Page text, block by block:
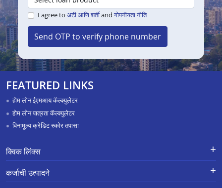
I agree to अटी आणि शर्तीand गोपनीयता नीति
Send OTP to verify phone number
FEATURED LINKS
होम लोन ईएमआय कॅल्क्युलेटर
होम लोन पात्रता कॅल्क्युलेटर
विनामूल्य क्रेडिट स्कोर तपासा
क्विक लिंक्स
नवीन कर्जासाठी अर्ज
APR Calculator
करिअर
कर्जाची उत्पादने